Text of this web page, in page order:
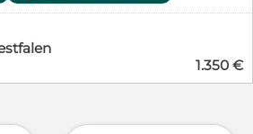
Terrier freuen sich
kennenzulernen und
Jahre zu verbringen.
1.350 €